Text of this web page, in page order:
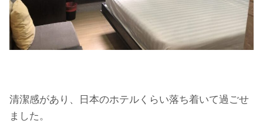
清潔感があり、日本のホテルくらい落ち着いて過ごせ
ました。